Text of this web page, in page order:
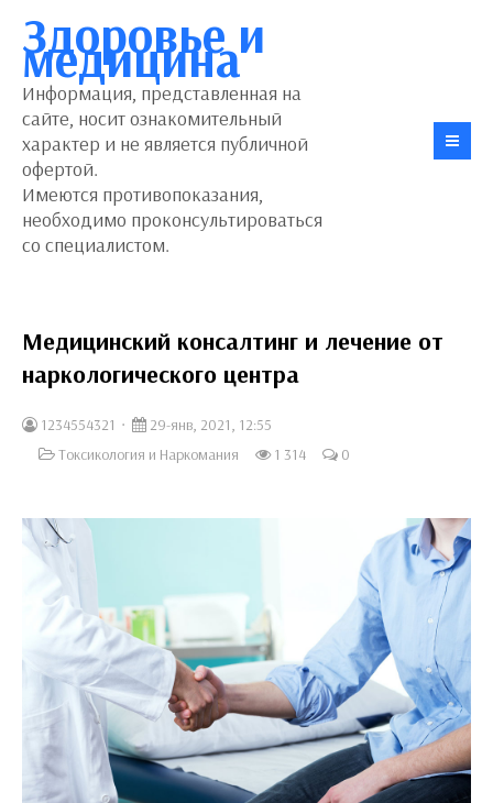
Здоровье и
медицина
Информация, представленная на
сайте, носит ознакомительный
характер и не является публичной
офертой.
Имеются противопоказания,
необходимо проконсультироваться
со специалистом.
Медицинский консалтинг и лечение от
наркологического центра
1234554321
29-янв, 2021, 12:55
Токсикология и Наркомания
1 314 0